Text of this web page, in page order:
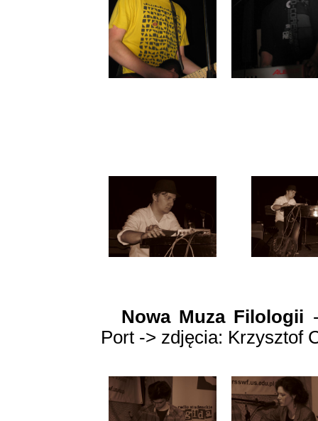
Nowa Muza Filologii
Port -> zdjęcia: Krzysztof